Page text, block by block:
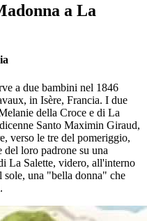
a La
a due bambini nel 1846
in Isère, Francia. I due
della Croce e di La
Santo Maximin Giraud,
verso le tre del pomeriggio,
del loro padrone su una
La Salette, videro, all'interno
una "bella donna" che